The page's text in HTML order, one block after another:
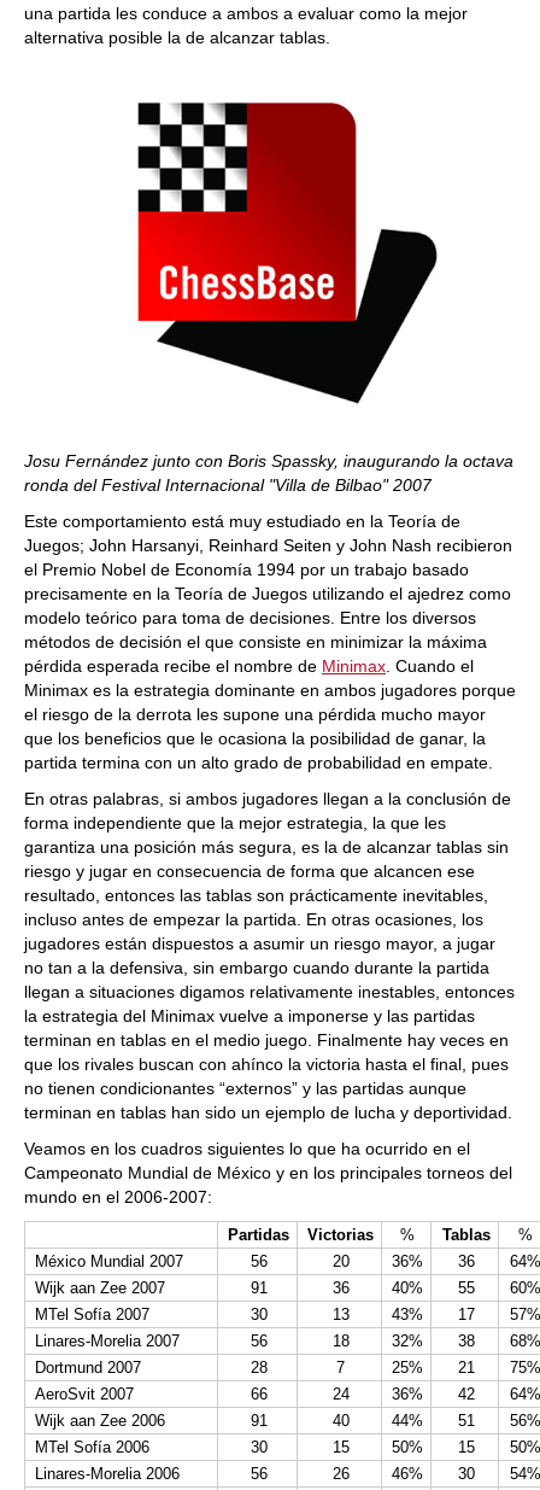
una partida les conduce a ambos a evaluar como la mejor
alternativa posible la de alcanzar tablas.
Josu Fernández junto con Boris Spassky, inaugurando la octava
ronda del Festival Internacional "Villa de Bilbao" 2007
Este comportamiento está muy estudiado en la Teoría de
Juegos; John Harsanyi, Reinhard Seiten y John Nash recibieron
el Premio Nobel de Economía 1994 por un trabajo basado
precisamente en la Teoría de Juegos utilizando el ajedrez como
modelo teórico para toma de decisiones. Entre los diversos
métodos de decisión el que consiste en minimizar la máxima
pérdida esperada recibe el nombre de Minimax . Cuando el
Minimax es la estrategia dominante en ambos jugadores porque
el riesgo de la derrota les supone una pérdida mucho mayor
que los beneficios que le ocasiona la posibilidad de ganar, la
partida termina con un alto grado de probabilidad en empate.
En otras palabras, si ambos jugadores llegan a la conclusión de
forma independiente que la mejor estrategia, la que les
garantiza una posición más segura, es la de alcanzar tablas sin
riesgo y jugar en consecuencia de forma que alcancen ese
resultado, entonces las tablas son prácticamente inevitables,
incluso antes de empezar la partida. En otras ocasiones, los
jugadores están dispuestos a asumir un riesgo mayor, a jugar
no tan a la defensiva, sin embargo cuando durante la partida
llegan a situaciones digamos relativamente inestables, entonces
la estrategia del Minimax vuelve a imponerse y las partidas
terminan en tablas en el medio juego. Finalmente hay veces en
que los rivales buscan con ahínco la victoria hasta el final, pues
no tienen condicionantes “externos” y las partidas aunque
terminan en tablas han sido un ejemplo de lucha y deportividad.
Veamos en los cuadros siguientes lo que ha ocurrido en el
Campeonato Mundial de México y en los principales torneos del
mundo en el 2006-2007:
Partidas Victorias % Tablas
%
México Mundial 2007
56 20 36% 36
64%
Wijk aan Zee 2007
91 36 40% 55
60%
MTel Sofía 2007
30 13 43% 17
57%
Linares-Morelia 2007
56 18 32% 38
68%
Dortmund 2007
28 7 25% 21
75%
AeroSvit 2007
66 24 36% 42
64%
Wijk aan Zee 2006
91 40 44% 51
56%
MTel Sofía 2006
30 15 50% 15
50%
Linares-Morelia 2006
56 26 46% 30
54%